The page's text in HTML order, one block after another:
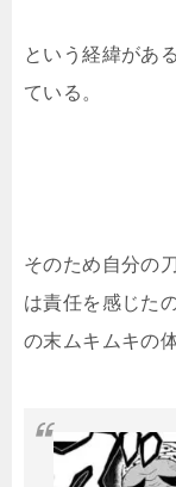
という経緯があ
ている。
そのため自分の
は責任を感じた
の末ムキムキの